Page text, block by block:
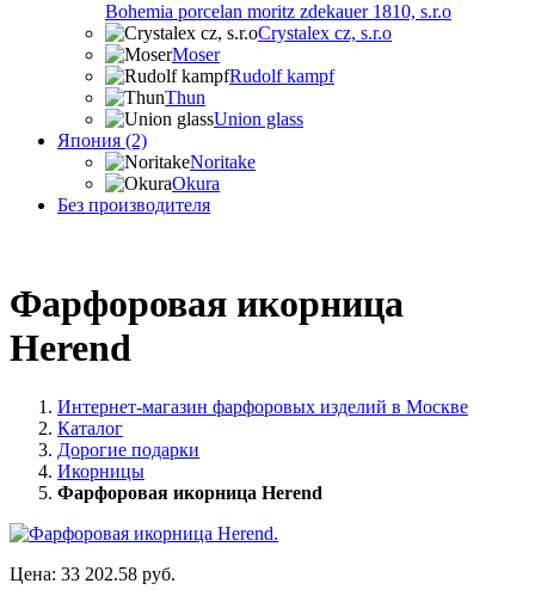
Bohemia porcelan moritz zdekauer 1810, s.r.o
Crystalex cz, s.r.o
Moser
Rudolf kampf
Thun
Union glass
Япония (2)
Noritake
Okura
Без производителя
Фарфоровая икорница
Herend
Интернет-магазин фарфоровых изделий в Москве
Каталог
Дорогие подарки
Икорницы
Фарфоровая икорница Herend
Цена: 33 202.58 руб.